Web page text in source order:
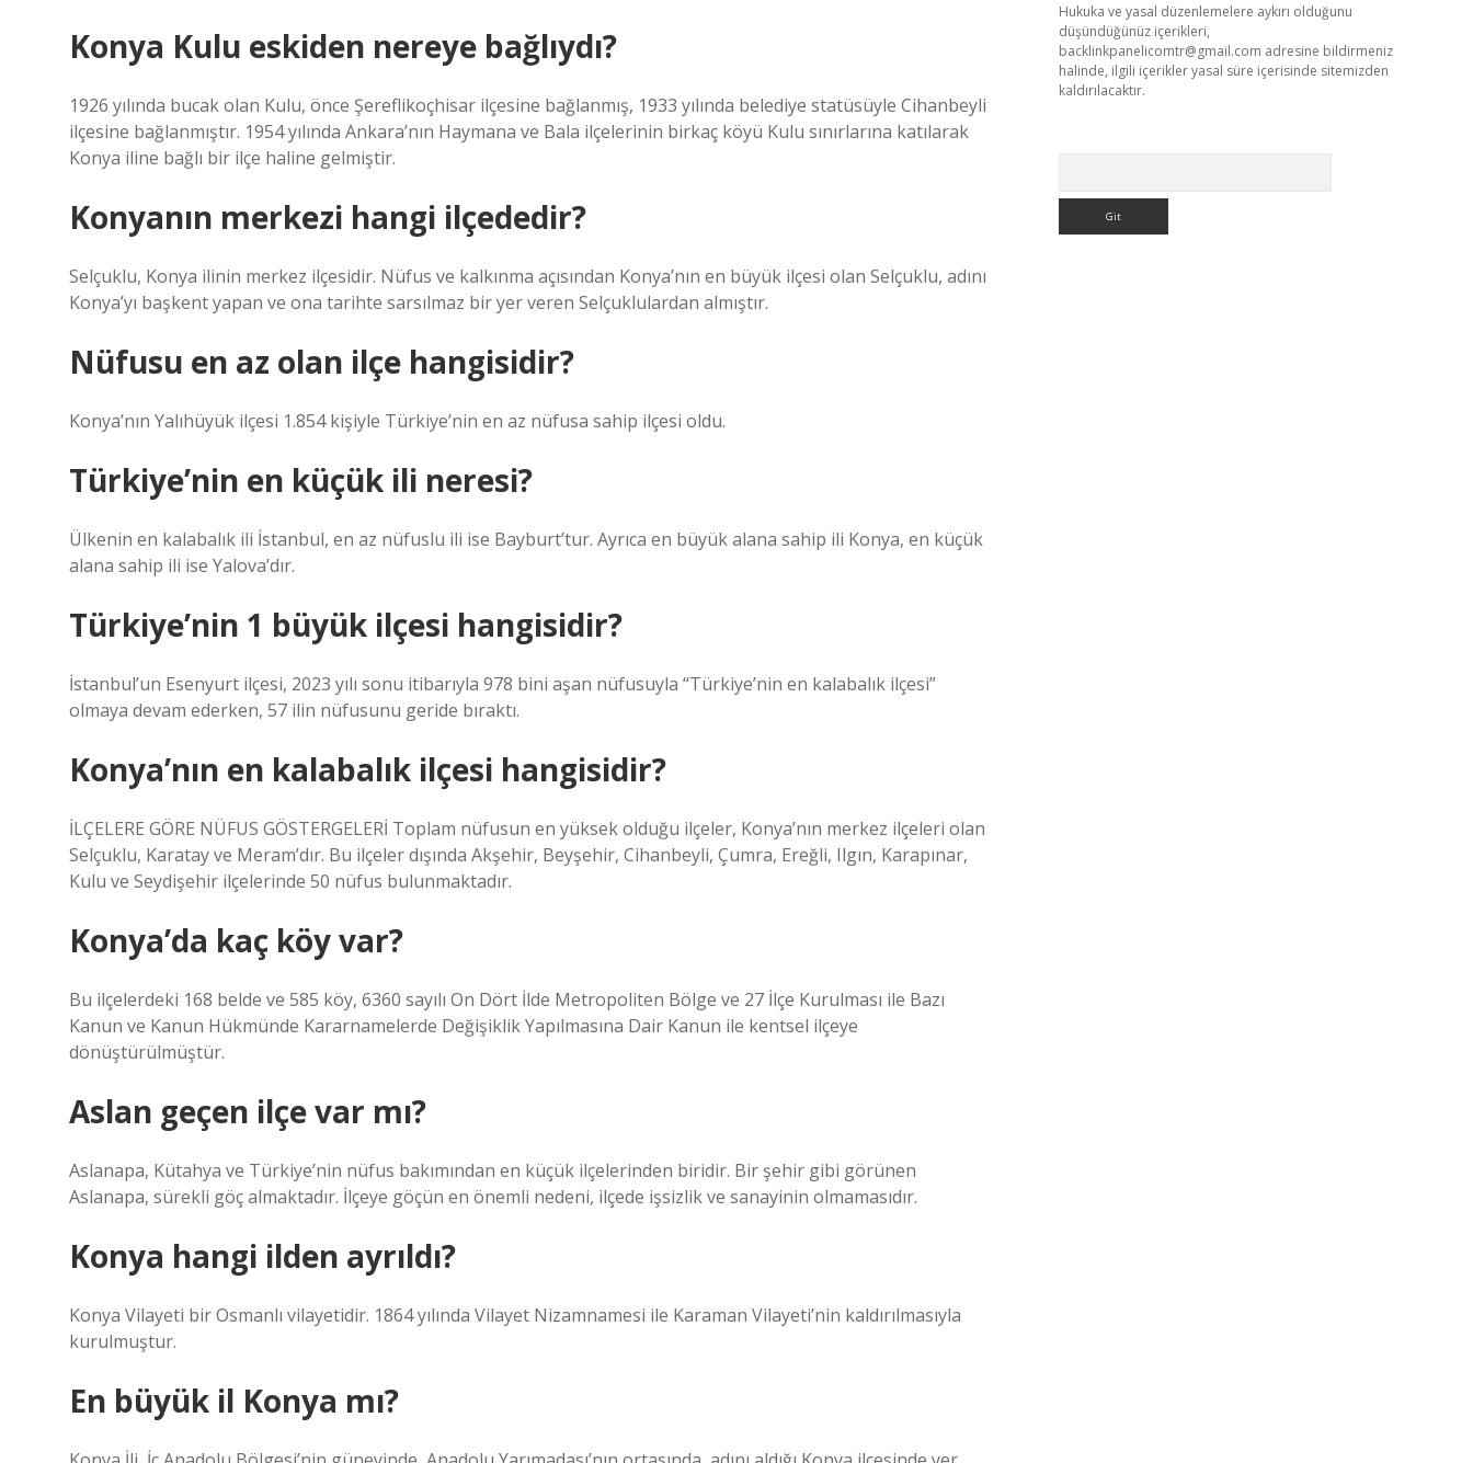
Konya Kulu eskiden nereye bağlıydı?
1926 yılında bucak olan Kulu, önce Şereflikoçhisar ilçesine bağlanmış, 1933 yılında belediye statüsüyle Cihanbeyli
ilçesine bağlanmıştır. 1954 yılında Ankara’nın Haymana ve Bala ilçelerinin birkaç köyü Kulu sınırlarına katılarak
Konya iline bağlı bir ilçe haline gelmiştir.
Konyanın merkezi hangi ilçededir?
Selçuklu, Konya ilinin merkez ilçesidir. Nüfus ve kalkınma açısından Konya’nın en büyük ilçesi olan Selçuklu, adını
Konya’yı başkent yapan ve ona tarihte sarsılmaz bir yer veren Selçuklulardan almıştır.
Nüfusu en az olan ilçe hangisidir?
Konya’nın Yalıhüyük ilçesi 1.854 kişiyle Türkiye’nin en az nüfusa sahip ilçesi oldu.
Türkiye’nin en küçük ili neresi?
Ülkenin en kalabalık ili İstanbul, en az nüfuslu ili ise Bayburt’tur. Ayrıca en büyük alana sahip ili Konya, en küçük
alana sahip ili ise Yalova’dır.
Türkiye’nin 1 büyük ilçesi hangisidir?
İstanbul’un Esenyurt ilçesi, 2023 yılı sonu itibarıyla 978 bini aşan nüfusuyla “Türkiye’nin en kalabalık ilçesi”
olmaya devam ederken, 57 ilin nüfusunu geride bıraktı.
Konya’nın en kalabalık ilçesi hangisidir?
İLÇELERE GÖRE NÜFUS GÖSTERGELERİ Toplam nüfusun en yüksek olduğu ilçeler, Konya’nın merkez ilçeleri olan
Selçuklu, Karatay ve Meram’dır. Bu ilçeler dışında Akşehir, Beyşehir, Cihanbeyli, Çumra, Ereğli, Ilgın, Karapınar,
Kulu ve Seydişehir ilçelerinde 50 nüfus bulunmaktadır.
Konya’da kaç köy var?
Bu ilçelerdeki 168 belde ve 585 köy, 6360 sayılı On Dört İlde Metropoliten Bölge ve 27 İlçe Kurulması ile Bazı
Kanun ve Kanun Hükmünde Kararnamelerde Değişiklik Yapılmasına Dair Kanun ile kentsel ilçeye
dönüştürülmüştür.
Aslan geçen ilçe var mı?
Aslanapa, Kütahya ve Türkiye’nin nüfus bakımından en küçük ilçelerinden biridir. Bir şehir gibi görünen
Aslanapa, sürekli göç almaktadır. İlçeye göçün en önemli nedeni, ilçede işsizlik ve sanayinin olmamasıdır.
Konya hangi ilden ayrıldı?
Konya Vilayeti bir Osmanlı vilayetidir. 1864 yılında Vilayet Nizamnamesi ile Karaman Vilayeti’nin kaldırılmasıyla
kurulmuştur.
En büyük il Konya mı?
Hukuka ve yasal düzenlemelere aykırı olduğunu
düşündüğünüz içerikleri,
backlinkpanelicomtr@gmail.com adresine bildirmeniz
halinde, ilgili içerikler yasal süre içerisinde sitemizden
kaldırılacaktır.